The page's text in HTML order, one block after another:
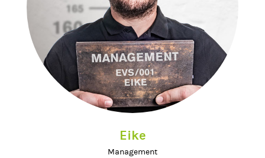
Eike
Management